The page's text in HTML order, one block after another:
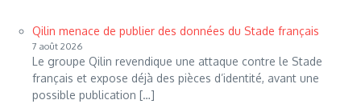
Qilin menace de publier des données du Stade français
7 août 2026
Le groupe Qilin revendique une attaque contre le Stade
français et expose déjà des pièces d’identité, avant une
possible publication […]